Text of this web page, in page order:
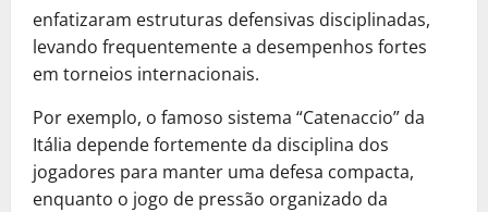
enfatizaram estruturas defensivas disciplinadas,
levando frequentemente a desempenhos fortes
em torneios internacionais.
Por exemplo, o famoso sistema “Catenaccio” da
Itália depende fortemente da disciplina dos
jogadores para manter uma defesa compacta,
enquanto o jogo de pressão organizado da